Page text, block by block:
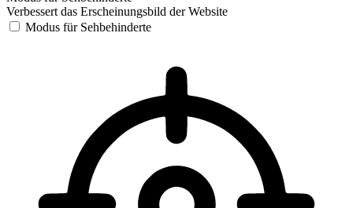
Verbessert das Erscheinungsbild der Website
Modus für Sehbehinderte